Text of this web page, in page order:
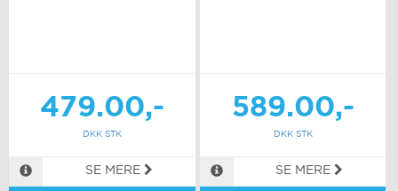
479.00,-
DKK STK
SE MERE
589.00,-
DKK STK
SE MERE